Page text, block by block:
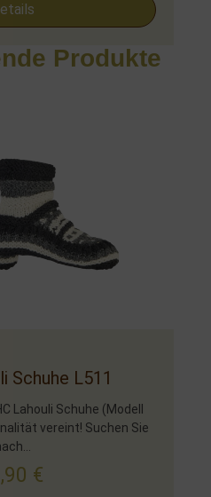
Produkte
Schuhe L511
Lahouli Schuhe (Modell
vereint! Suchen Sie
€